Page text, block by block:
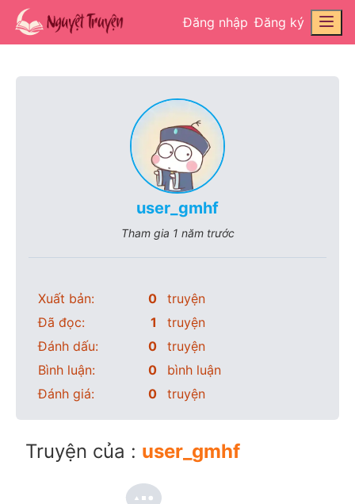
Đăng nhập Đăng ký
user_gmhf
Tham gia 1 năm trước
Xuất bản: 0
truyện
Đã đọc:
1
truyện
Đánh dấu:
0
truyện
Bình luận:
0
bình luận
Đánh giá:
0 truyện
Truyện của : user_gmhf